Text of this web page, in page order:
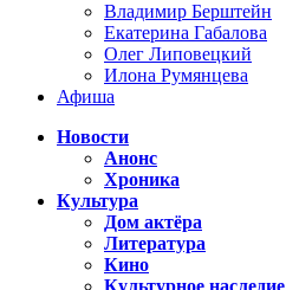
Владимир Берштейн
Екатерина Габалова
Олег Липовецкий
Илона Румянцева
Афиша
Новости
Анонс
Хроника
Культура
Дом актёра
Литература
Кино